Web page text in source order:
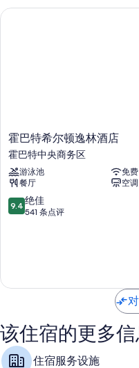
行李员/门卫服务、宴会厅
浴室配备大花洒淋浴喷头和
55-英寸液晶电视，带卫星频
独立的起居区、免费婴儿床
霍
巴
特
希
尔
顿
逸
特
商
务
区
霍巴特希尔顿逸林酒店
霍巴特中央商务区
游泳池
免
餐厅
空调
9.4
分，
541
评
9.4 绝佳
541 条点评
霍巴特希尔顿逸林酒店
该住宿的更多信
住宿服务设施